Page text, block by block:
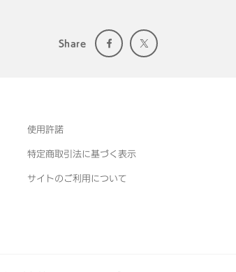
Share
使用許諾
特定商取引法に基づく表示
サイトのご利用について